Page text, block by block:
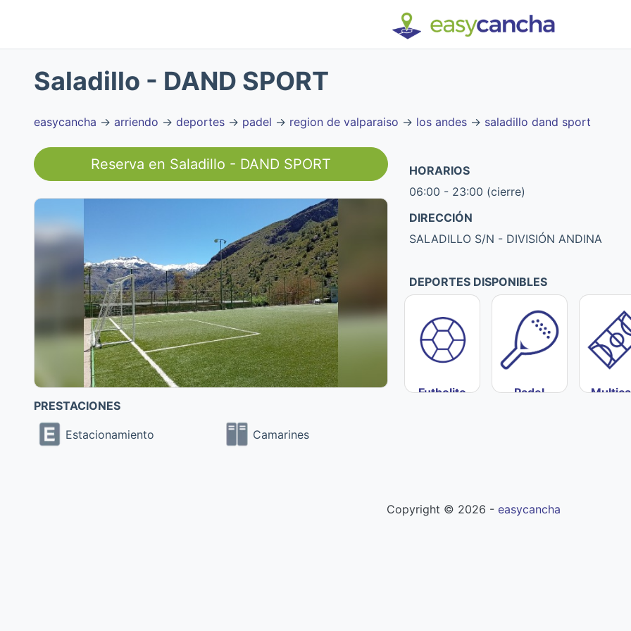
Saladillo - DAND SPORT
easycancha → arriendo → deportes → padel → region de valparaiso → los andes → saladillo dand sport
Reserva en Saladillo - DAND SPORT
PRESTACIONES
Estacionamiento Camarines
HORARIOS
06:00 - 23:00 (cierre)
DIRECCIÓN
SALADILLO S/N - DIVISIÓN ANDINA
DEPORTES DISPONIBLES
Futbolito Padel
Copyright © 2026 - easycancha